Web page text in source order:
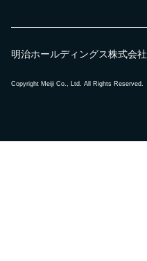
明治ホールディングス株式会社
Copyright Meiji Co., Ltd. All Rights Reserved.